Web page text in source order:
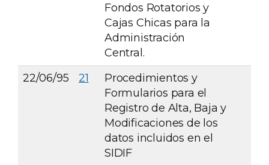
Fondos Rotatorios y
Cajas Chicas para la
Administración
Central.
22/06/95
21
Procedimientos y
Formularios para el
Registro de Alta, Baja y
Modificaciones de los
datos incluidos en el
SIDIF